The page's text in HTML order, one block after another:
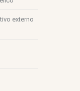
externo